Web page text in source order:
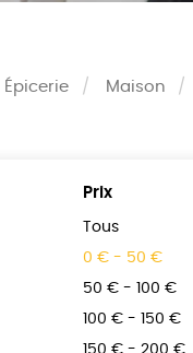
Épicerie Maison
Prix
Tous
0 € - 50 €
50 € - 100 €
100 € - 150 €